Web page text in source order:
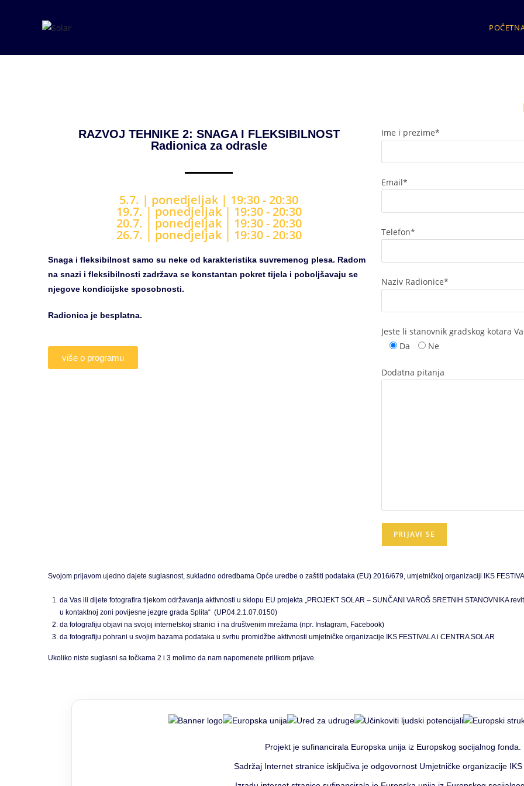
RAZVOJ TEHNIKE 2: SNAGA I FLEKSIBILNOST
Radionica za odrasle
5.7. | ponedjeljak | 19:30 - 20:30
19.7. |ponedjeljak| 19:30 - 20:30
20.7. | ponedjeljak | 19:30 - 20:30
26.7. | ponedjeljak| 19:30 - 20:30
Snaga i fleksibilnost samo su neke od karakteristika suvremenog plesa. Radom
na snazi i fleksibilnosti zadržava se konstantan pokret tijela i poboljšavaju se
njegove kondicijske sposobnosti.
Radionica je besplatna.
više o programu
Ime i prezime*
Email*
Telefon*
Naziv Radionice*
Jeste li stanovnik gradskog kotara
Da
Ne
Dodatna pitanja
Svojom prijavom ujedno dajete suglasnost, sukladno odredbama Opće uredbe o zaštiti podataka (EU) 2016/679, umjetničkoj organizaciji IKS
da Vas ili dijete fotografira tijekom održavanja aktivnosti u sklopu EU projekta „PROJEKT SOLAR – SUNČANI VAROŠ SRETNIH STANOVNIKA
u kontaktnoj zoni povijesne jezgre grada Splita“ (UP.04.2.1.07.0150)
da fotografiju objavi na svojoj internetskoj stranici i na društvenim mrežama (npr. Instagram, Facebook)
da fotografiju pohrani u svojim bazama podataka u svrhu promidžbe aktivnosti umjetničke organizacije IKS FESTIVALA i CENTRA SOLAR
Ukoliko niste suglasni sa točkama 2 i 3 molimo da nam napomenete prilikom prijave.
Projekt je sufinancirala Europska unija iz Europskog socijalnog fonda.
Sadržaj Internet stranice isključiva je odgovornost Umjetničke organizacije IKS